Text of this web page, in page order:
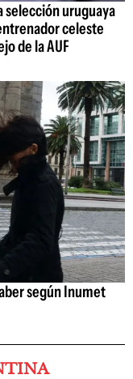
selección uruguaya
celeste
de la AUF
según Inumet